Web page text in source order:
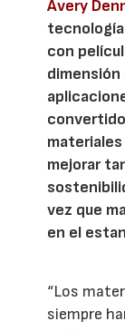
Avery
con
dimensión
mejorar
vez que
en el
“Los
siempre